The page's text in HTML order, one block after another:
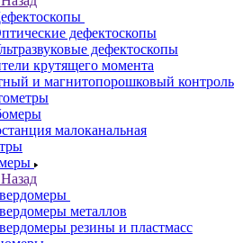
дефектоскопы
дефектоскопы
крутящего момента
и магнитопорошковый контроль
малоканальная
Назад
металлов
резины и пластмасс